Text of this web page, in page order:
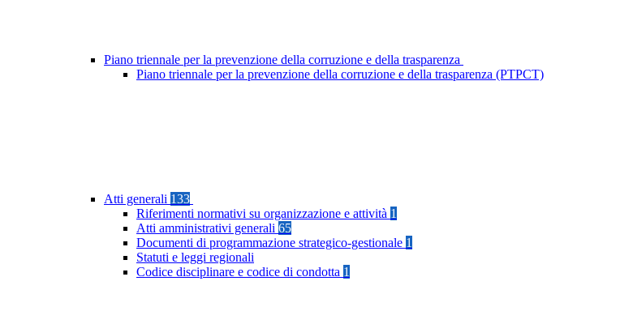
Piano triennale per la prevenzione della corruzione e della trasparenza
Piano triennale per la prevenzione della corruzione e della trasparenza (PTPCT)
Atti generali 133
Riferimenti normativi su organizzazione e attività 1
Atti amministrativi generali 65
Documenti di programmazione strategico-gestionale 1
Statuti e leggi regionali
Codice disciplinare e codice di condotta 1